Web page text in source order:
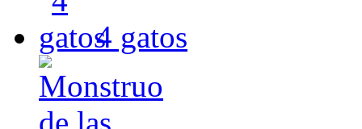
4 gatos